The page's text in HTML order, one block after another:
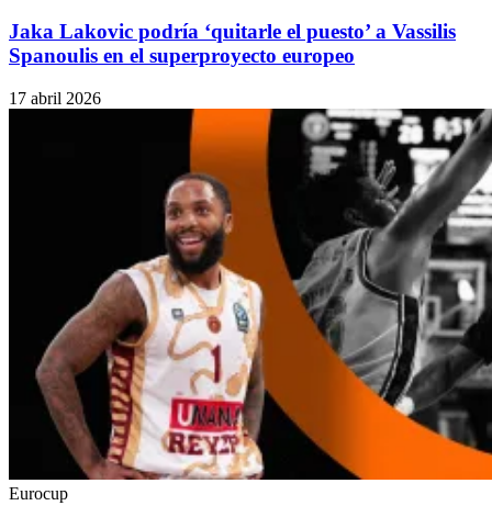
Jaka Lakovic podría ‘quitarle el puesto’ a Vassilis
Spanoulis en el superproyecto europeo
17 abril 2026
Eurocup